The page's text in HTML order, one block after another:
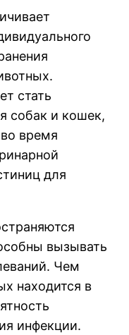
стать
собак и кошек,
время
для
вызывать
Чем
находится в
инфекции.